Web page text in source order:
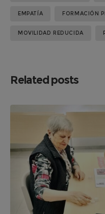
EMPATÍA FORMACIÓN
MOVILIDAD REDUCIDA
Related posts